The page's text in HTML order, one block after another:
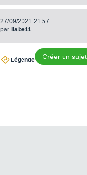
27/09/2021 21:57
par
llabe11
Créer un sujet
Légende